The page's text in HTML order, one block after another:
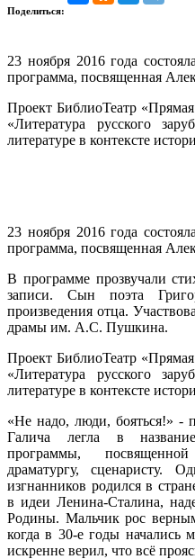
Поделиться:
23 ноября 2016 года
программа, посвященная
Проект БиблиоТеатр «Прямая
«Литература русского
литературе в контексте
23 ноября 2016 года
программа, посвященная
В программе прозвучали
записи. Сын поэта
произведения отца.
драмы им. А.С. Пушкина.
Проект БиблиоТеатр «Прямая
«Литература русского
литературе в контексте
«Не надо, люди, бояться!» -
Галича легла в название
программы,
драматургу, сценаристу.
изгнанников родился в
в идеи Ленина-Сталина,
Родины. Мальчик рос
когда в 30-е годы начались
искренне верил, что всё